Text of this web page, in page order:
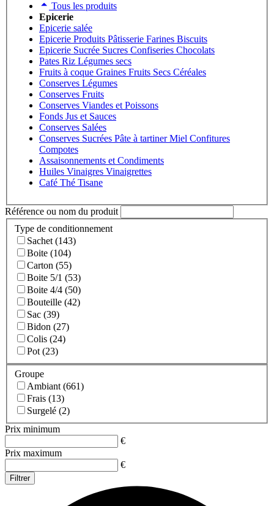
Tous les produits
Epicerie
Epicerie salée
Epicerie Produits Pâtisserie Farines Biscuits
Epicerie Sucrée Sucres Confiseries Chocolats
Pates Riz Légumes secs
Fruits à coque Graines Fruits Secs Céréales
Conserves Légumes
Conserves Fruits
Conserves Viandes et Poissons
Fonds Jus et Sauces
Conserves Salées
Conserves Sucrées Pâte à tartiner Miel Confitures
Compotes
Assaisonnements et Condiments
Huiles Vinaigres Vinaigrettes
Café Thé Tisane
Référence ou nom du produit
Type de conditionnement
Sachet (143)
Boite (104)
Carton (55)
Boite 5/1 (53)
Boite 4/4 (50)
Bouteille (42)
Sac (39)
Bidon (27)
Colis (24)
Pot (23)
Groupe
Ambiant (661)
Frais (13)
Surgelé (2)
Prix minimum
€
Prix maximum
€
Filtrer